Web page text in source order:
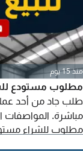
منذ 15 يوم
مطلوب مستودع
طلب جاد من أحد
مربع، مستودع جاهز
مطلوب للشراء